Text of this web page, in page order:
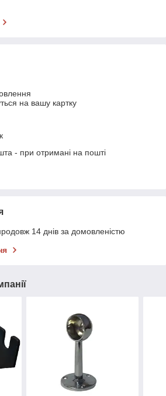
на вашу картку
- при отримані на пошті
14 днів за домовленістю